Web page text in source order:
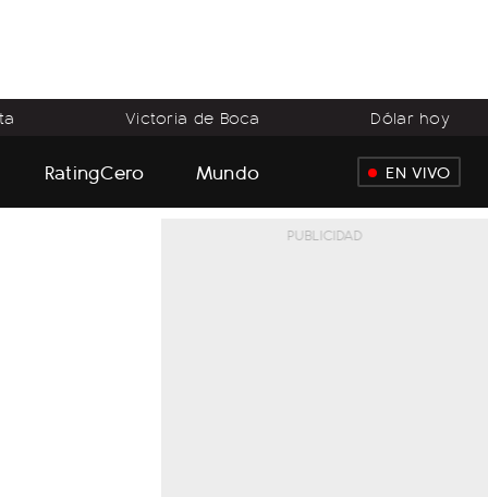
Victoria de Boca Dólar hoy
RatingCero Mundo EN VIVO